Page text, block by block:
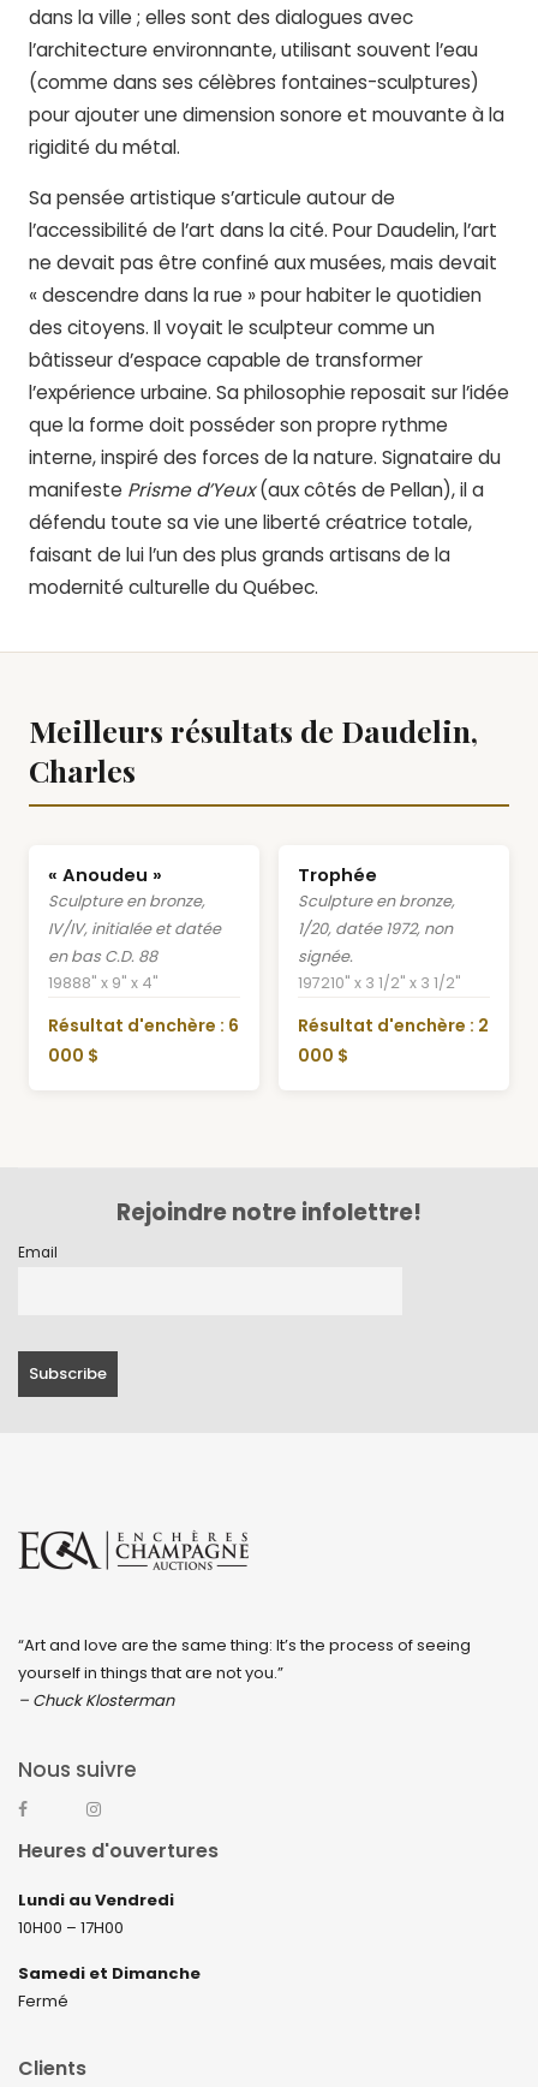
dans la ville ; elles sont des dialogues avec
l’architecture environnante, utilisant souvent l’eau
(comme dans ses célèbres fontaines-sculptures)
pour ajouter une dimension sonore et mouvante à la
rigidité du métal.
Sa pensée artistique s’articule autour de
l’accessibilité de l’art dans la cité. Pour Daudelin, l’art
ne devait pas être confiné aux musées, mais devait
« descendre dans la rue » pour habiter le quotidien
des citoyens. Il voyait le sculpteur comme un
bâtisseur d’espace capable de transformer
l’expérience urbaine. Sa philosophie reposait sur l’idée
que la forme doit posséder son propre rythme
interne, inspiré des forces de la nature. Signataire du
manifeste Prisme d’Yeux(aux côtés de Pellan), il a
défendu toute sa vie une liberté créatrice totale,
faisant de lui l’un des plus grands artisans de la
modernité culturelle du Québec.
Meilleurs résultats de Daudelin,
Charles
« Anoudeu »
Sculpture en bronze,
IV/IV, initialée et datée
en bas C.D. 88
19888" x 9" x 4"
Résultat d'enchère : 6
000 $
Trophée
Sculpture en bronze,
1/20, datée 1972, non
signée.
197210" x 3 1/2" x 3 1/2"
Résultat d'enchère : 2
000 $
Rejoindre notre infolettre!
Email
“Art and love are the same thing: It’s the process of seeing
yourself in things that are not you.”
– Chuck Klosterman
Nous suivre
Heures d'ouvertures
Lundi au Vendredi
10H00 – 17H00
Samedi et Dimanche
Fermé
Clients